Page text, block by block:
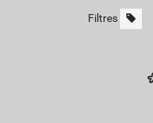
Filtres